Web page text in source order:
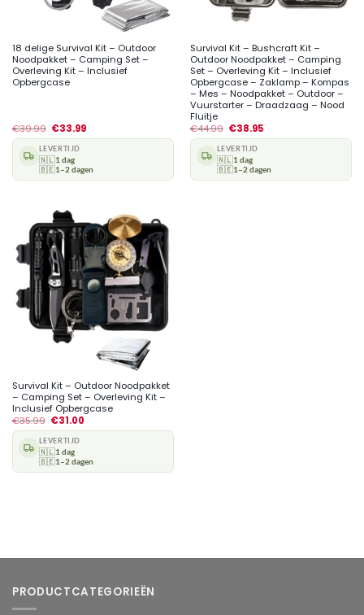
18 delige Survival Kit – Outdoor
Noodpakket – Camping Set –
Overleving Kit – Inclusief
Opbergcase
€39.99 €33.99
LEVERTIJD
🇳🇱1 dag
🇧🇪1–2 dagen
Survival Kit – Bushcraft Kit –
Outdoor Noodpakket – Camping
Set – Overleving Kit – Inclusief
Opbergcase – Zaklamp – Kompas
– Mes – Noodpakket – Outdoor –
Vuurstarter – Draadzaag – Nood
Fluitje
€44.99 €38.95
LEVERTIJD
🇳🇱1 dag
🇧🇪1–2 dagen
Survival Kit – Outdoor Noodpakket
– Camping Set – Overleving Kit –
Inclusief Opbergcase
€35.99 €31.00
LEVERTIJD
🇳🇱1 dag
🇧🇪1–2 dagen
PRODUCTCATEGORIEËN